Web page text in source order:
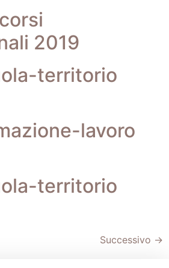
2019
territorio
lavoro
territorio
Successivo →